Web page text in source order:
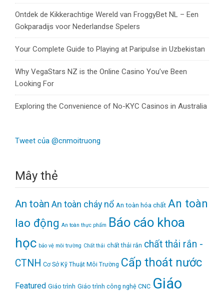
Ontdek de Kikkerachtige Wereld van FroggyBet NL – Een
Gokparadijs voor Nederlandse Spelers
Your Complete Guide to Playing at Paripulse in Uzbekistan
Why VegaStars NZ is the Online Casino You’ve Been
Looking For
Exploring the Convenience of No-KYC Casinos in Australia
Tweet của @cnmoitruong
Mây thẻ
An toàn An toàn cháy nổ An toàn hóa chất An toàn
lao động An toàn thực phẩm Báo cáo khoa
học bảo vệ môi trường Chất thải chất thải rắn chất thải rắn -
CTNH Cơ Sở Kỹ Thuật Môi Trường Cấp thoát nước
Featured Giáo trình Giáo trình công nghệ CNC Giáo